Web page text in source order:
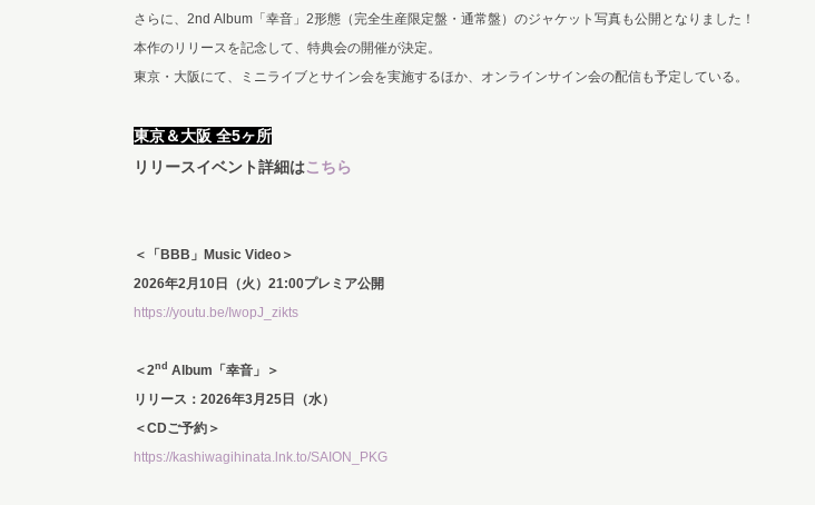
さらに、2nd Album「幸音」2形態（完全生産限定盤・通常盤）のジャケット写真も公開となりました！
本作のリリースを記念して、特典会の開催が決定。
東京・大阪にて、ミニライブとサイン会を実施するほか、オンラインサイン会の配信も予定している。
東京＆大阪 全5ヶ所
リリースイベント詳細はこちら
＜「BBB」Music Video＞
2026年2月10日（火）21:00プレミア公開
https://youtu.be/IwopJ_zikts
＜2nd Album「幸音」＞
リリース：2026年3月25日（水）
＜CDご予約＞
https://kashiwagihinata.lnk.to/SAION_PKG